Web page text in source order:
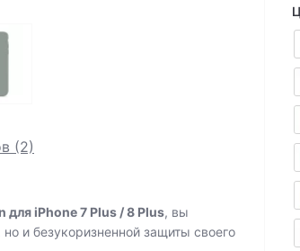
(2)
для iPhone 7 Plus / 8 Plus, вы
и безукоризненной защиты своего